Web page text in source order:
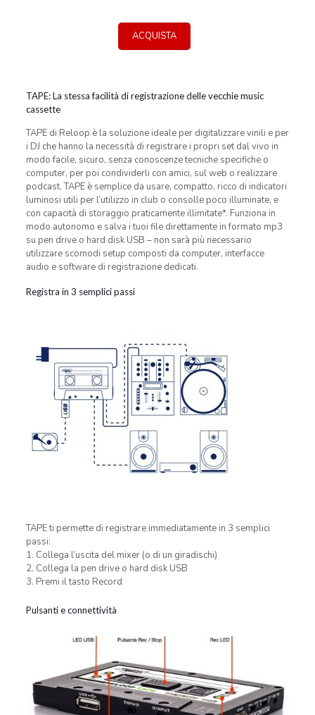
ACQUISTA
TAPE: La stessa facilità di registrazione delle vecchie music
cassette
TAPE di Reloop è la soluzione ideale per digitalizzare vinili e per
i DJ che hanno la necessità di registrare i propri set dal vivo in
modo facile, sicuro, senza conoscenze tecniche specifiche o
computer, per poi condividerli con amici, sul web o realizzare
podcast. TAPE è semplice da usare, compatto, ricco di indicatori
luminosi utili per l’utilizzo in club o consolle poco illuminate, e
con capacità di storaggio praticamente illimitate*. Funziona in
modo autonomo e salva i tuoi file direttamente in formato mp3
su pen drive o hard disk USB – non sarà più necessario
utilizzare scomodi setup composti da computer, interfacce
audio e software di registrazione dedicati.
Registra in 3 semplici passi
TAPE ti permette di registrare immediatamente in 3 semplici
passi:
1. Collega l’uscita del mixer (o di un giradischi)
2. Collega la pen drive o hard disk USB
3. Premi il tasto Record
Pulsanti e connettività